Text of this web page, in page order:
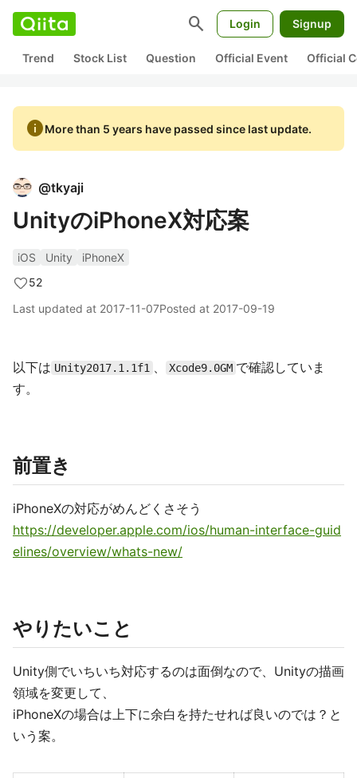
search Login Signup
Trend Stock List Question Official Event Official
infoMore than 5 years have passed since last update.
@tkyaji
UnityのiPhoneX対応案
iOS Unity
iPhoneX
52
Last updated at 2017-11-07Posted at 2017-09-19
以下は Unity2017.1.1f1 、 Xcode9.0GM で確認していま
す。
前置き
iPhoneXの対応がめんどくさそう
https://developer.apple.com/ios/human-interface-guid
elines/overview/whats-new/
やりたいこと
Unity側でいちいち対応するのは面倒なので、Unityの描画
領域を変更して、
iPhoneXの場合は上下に余白を持たせれば良いのでは？と
いう案。